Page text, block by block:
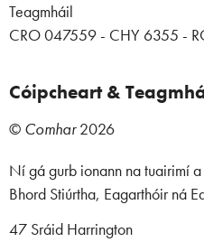
Teagmháil
CRO 047559 - CHY 6355 -
Cóipcheart &
© Comhar2026
Ní gá gurb ionann na tuairimí
Bhord Stiúrtha, Eagarthóir ná
47 Sráid Harrington